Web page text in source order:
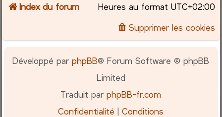
Index du forum Heures au format UTC+02:00
Supprimer les cookies
Développé parphpBB® Forum Software © phpBB
Limited
Traduit parphpBB-fr.com
Confidentialité |Conditions